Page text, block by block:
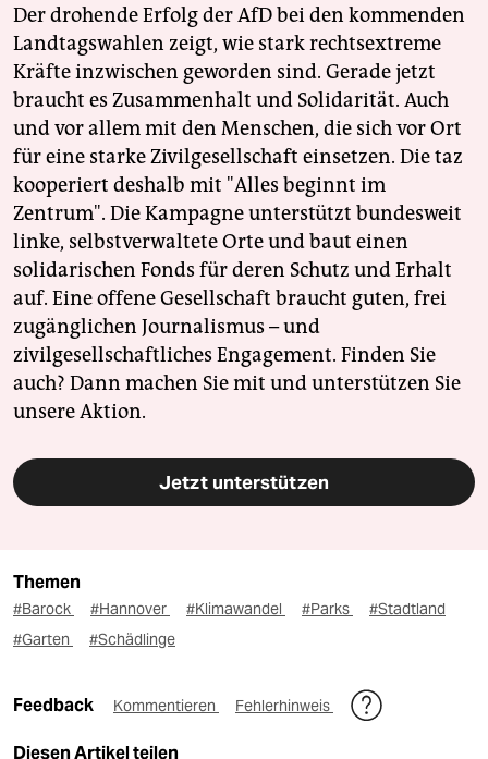
Der drohende Erfolg der AfD bei den kommenden
Landtagswahlen zeigt, wie stark rechtsextreme
Kräfte inzwischen geworden sind. Gerade jetzt
braucht es Zusammenhalt und Solidarität. Auch
und vor allem mit den Menschen, die sich vor Ort
für eine starke Zivilgesellschaft einsetzen. Die taz
kooperiert deshalb mit "Alles beginnt im
Zentrum". Die Kampagne unterstützt bundesweit
linke, selbstverwaltete Orte und baut einen
solidarischen Fonds für deren Schutz und Erhalt
auf. Eine offene Gesellschaft braucht guten, frei
zugänglichen Journalismus – und
zivilgesellschaftliches Engagement. Finden Sie
auch? Dann machen Sie mit und unterstützen Sie
unsere Aktion.
Jetzt unterstützen
Themen
#Barock #Hannover #Klimawandel #Parks
#Stadtland
#Garten
#Schädlinge
Feedback Kommentieren Fehlerhinweis
Diesen Artikel teilen